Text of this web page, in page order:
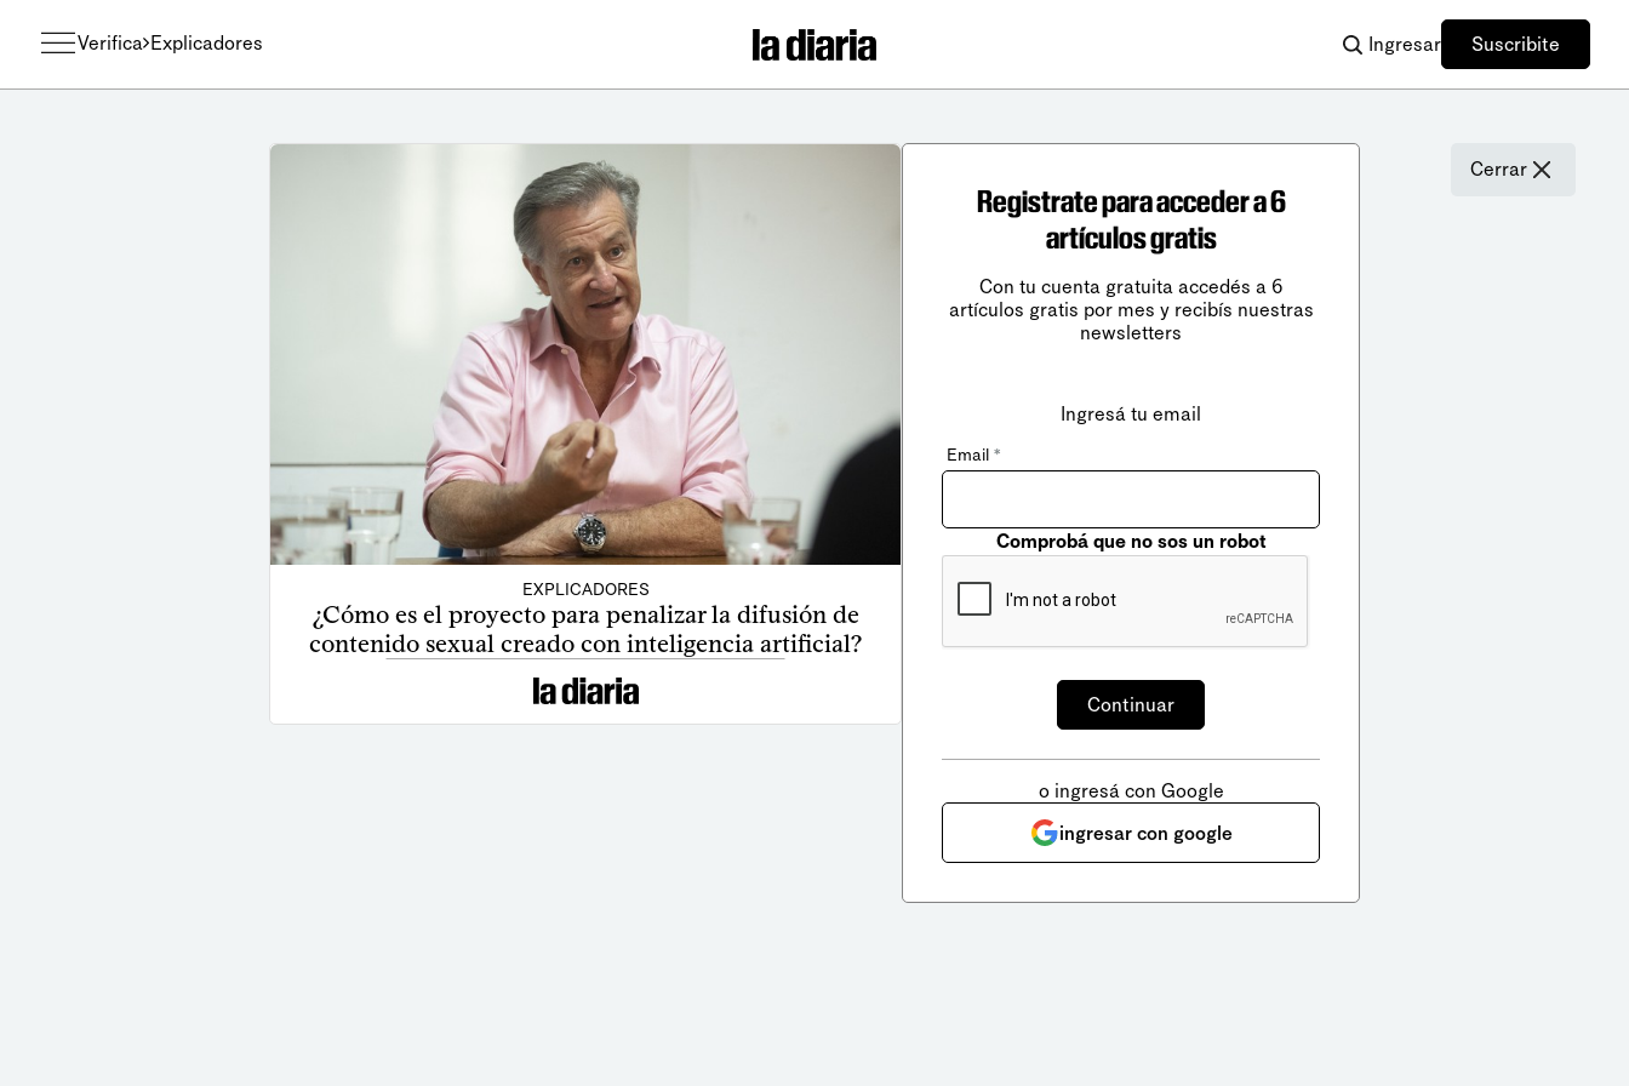
Verifica Explicadores Ingresar Suscribite
EXPLICADORES
¿Cómo es el proyecto para penalizar la difusión de
contenido sexual creado con inteligencia artificial?
Cerrar
Registrate para acceder a 6
artículos gratis
Con tu cuenta gratuita accedés a 6
artículos gratis por mes y recibís nuestras
newsletters
Ingresá tu email
Email *
Comprobá que no sos un robot
o ingresá con Google
ingresar con google